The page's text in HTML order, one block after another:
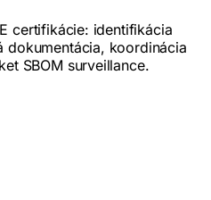
certifikácie: identifikácia
dokumentácia, koordinácia
SBOM surveillance.